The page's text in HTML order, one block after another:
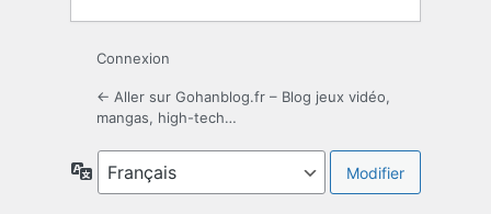
Connexion
← Aller sur Gohanblog.fr – Blog jeux vidéo,
mangas, high-tech…
Langue